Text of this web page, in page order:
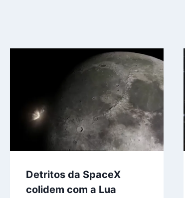
Detritos da SpaceX
colidem com a Lua